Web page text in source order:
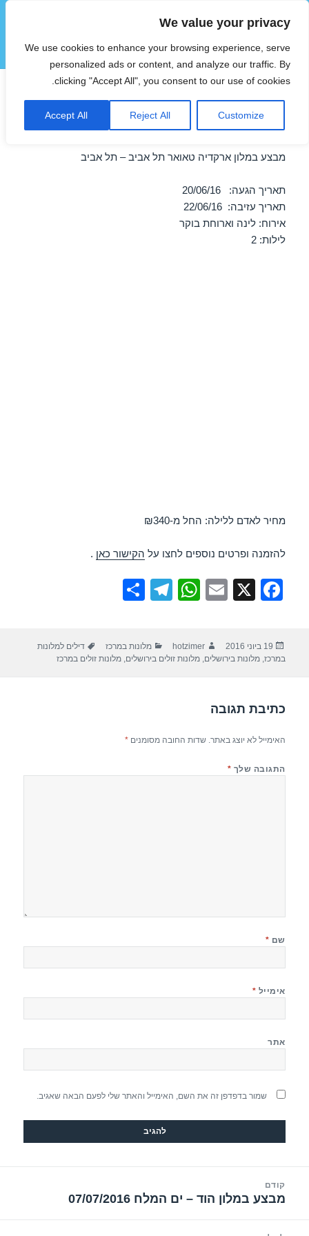
We value your privacy
We use cookies to enhance your browsing experience, serve
personalized ads or content, and analyze our traffic. By
clicking "Accept All", you consent to our use of cookies.
Customize
Reject All
Accept All
הוטצימר
תפריטים
ווידג'טים
מבצע במלון ארקדיה טאואר תל
אביב – תל אביב 20/06/2016
מבצע במלון ארקדיה טאואר תל אביב – תל אביב
תאריך הגעה: 20/06/16
תאריך עזיבה: 22/06/16
אירוח: לינה וארוחת בוקר
לילות: 2
מחיר לאדם ללילה: החל מ-₪340
להזמנה ופרטים נוספים לחצו על הקישור כאן .
F
e
o
k
X
E
W
s
T
gr
e
פורסם
בתאריך
19 ביוני 2016 מחבר
hotzimer קטגוריות
מלונות במרכז תגיות
דילים למלונות
במרכז,מלונות בירושלים,מלונות זולים בירושלים,מלונות זולים במרכז
כתיבת תגובה
האימייל לא יוצג באתר. שדות החובה מסומנים*
התגובה שלך *
שם *
אימייל *
אתר
שמור בדפדפן זה את השם, האימייל והאתר שלי לפעם הבאה שאגיב.
קודם
הפוסט
מבצע במלון הוד – ים המלח 07/07/2016